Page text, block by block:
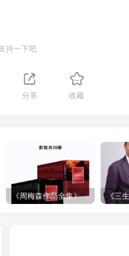
持一下吧
分享 收藏
《周梅森作品全集》[共30册]